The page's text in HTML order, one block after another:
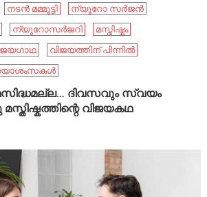
നടൻ മമ്മൂട്ടി
ന്യൂറോ സർജൻ
ന്യൂറോസർജറി
മസ്തിഷ്കം
വിജയത്തിന് പിന്നിൽ
ദിവസവും സ്വയം
വിജയകഥ